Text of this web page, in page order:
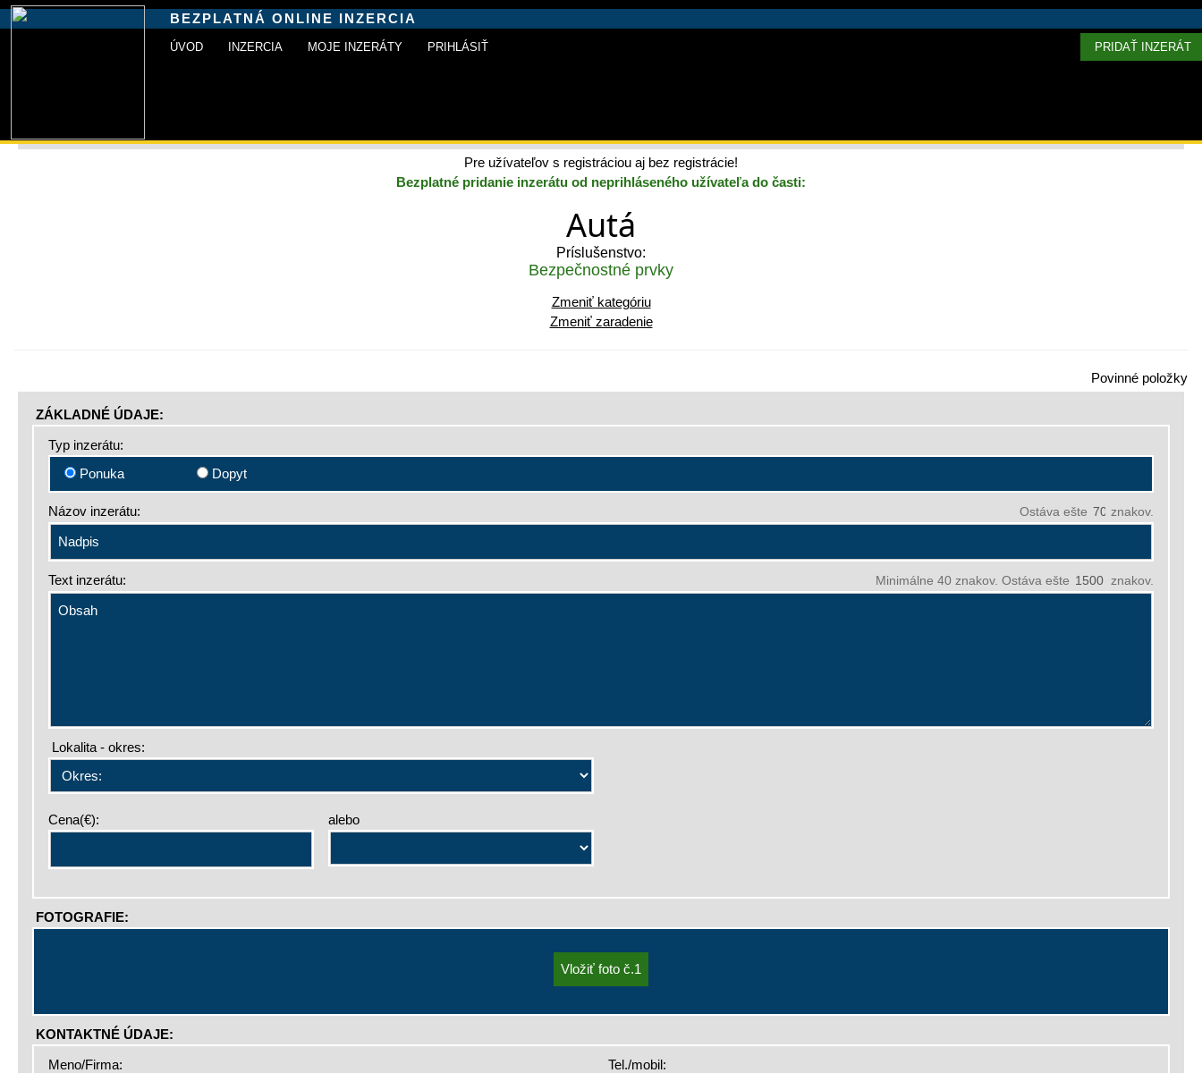
BEZPLATNÁ ONLINE INZERCIA
ÚVOD INZERCIA MOJE INZERÁTY PRIHLÁSIŤ PRIDAŤ INZERÁT
Pre užívateľov s registráciou aj bez registrácie!
Bezplatné pridanie inzerátu od neprihláseného užívateľa do časti:
Autá
Príslušenstvo:
Bezpečnostné prvky
Zmeniť kategóriu
Zmeniť zaradenie
Povinné položky
ZÁKLADNÉ ÚDAJE:
Typ inzerátu:
Ponuka
Dopyt
Názov inzerátu: Ostáva ešte znakov.
Text inzerátu: Minimálne 40 znakov. Ostáva ešte znakov.
Lokalita - okres:
Cena(€): alebo
FOTOGRAFIE:
KONTAKTNÉ ÚDAJE:
Meno/Firma:
Tel./mobil: